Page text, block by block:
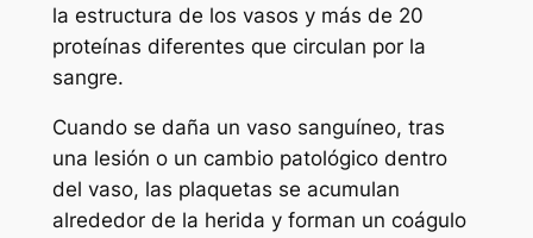
la estructura de los vasos y más de 20
proteínas diferentes que circulan por la
sangre.
Cuando se daña un vaso sanguíneo, tras
una lesión o un cambio patológico dentro
del vaso, las plaquetas se acumulan
alrededor de la herida y forman un coágulo